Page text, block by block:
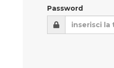
Password